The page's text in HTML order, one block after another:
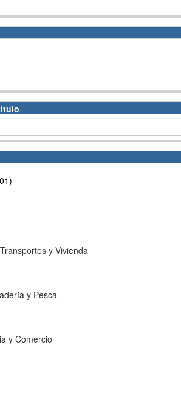
y Vivienda
y Pesca
y Comercio